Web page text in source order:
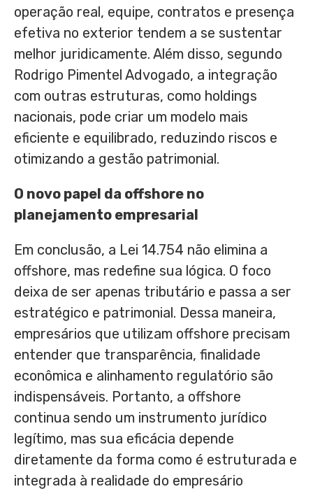
operação real, equipe, contratos e presença
efetiva no exterior tendem a se sustentar
melhor juridicamente. Além disso, segundo
Rodrigo Pimentel Advogado, a integração
com outras estruturas, como holdings
nacionais, pode criar um modelo mais
eficiente e equilibrado, reduzindo riscos e
otimizando a gestão patrimonial.
O novo papel da offshore no
planejamento empresarial
Em conclusão, a Lei 14.754 não elimina a
offshore, mas redefine sua lógica. O foco
deixa de ser apenas tributário e passa a ser
estratégico e patrimonial. Dessa maneira,
empresários que utilizam offshore precisam
entender que transparência, finalidade
econômica e alinhamento regulatório são
indispensáveis. Portanto, a offshore
continua sendo um instrumento jurídico
legítimo, mas sua eficácia depende
diretamente da forma como é estruturada e
integrada à realidade do empresário